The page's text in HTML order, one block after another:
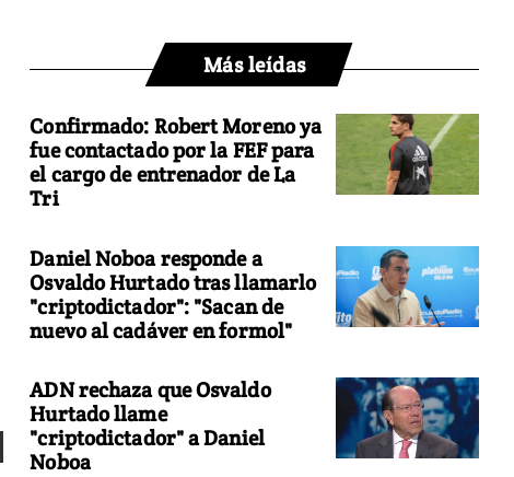
Más leídas
Confirmado: Robert Moreno ya
fue contactado por la FEF para
el cargo de entrenador de La
Tri
Daniel Noboa responde a
Osvaldo Hurtado tras llamarlo
"criptodictador": "Sacan de
nuevo al cadáver en formol"
ADN rechaza que Osvaldo
Hurtado llame
"criptodictador" a Daniel
Noboa